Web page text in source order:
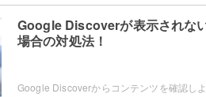
Google Discoverが表示されな
場合の対処法！